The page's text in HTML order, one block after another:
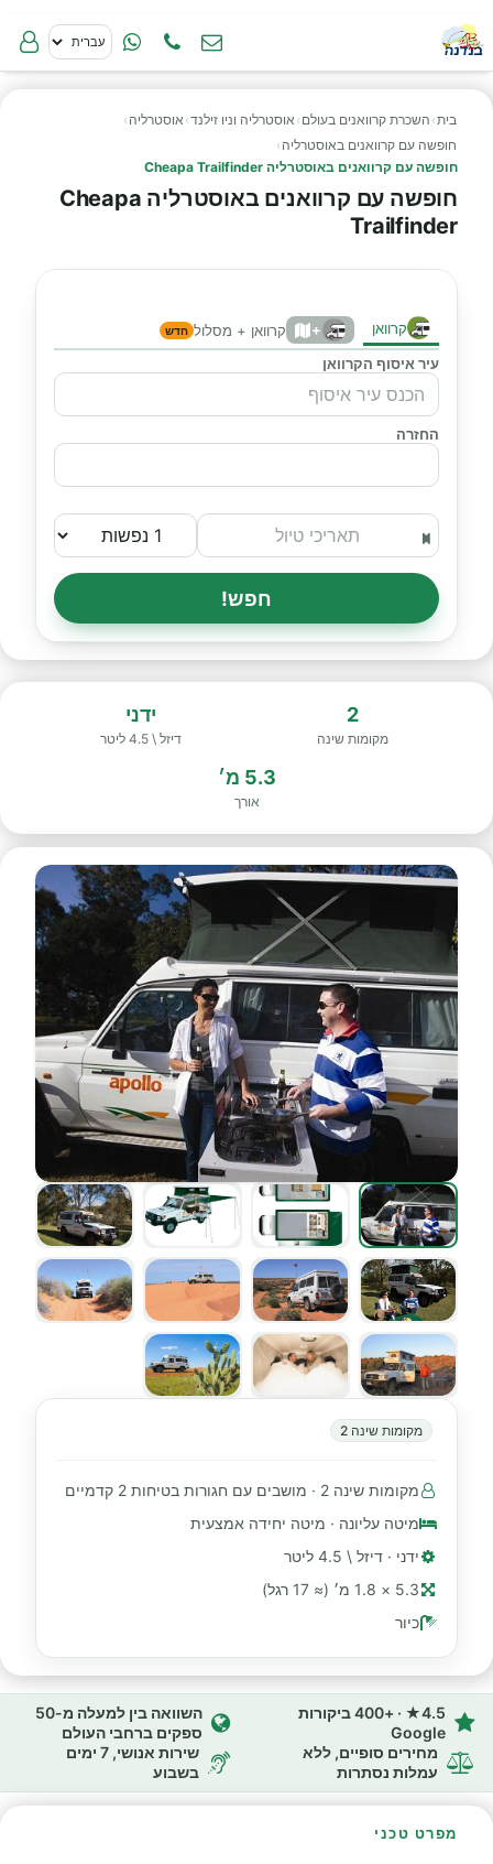
בית› השכרת קרוואנים בעולם › אוסטרליה וניו זילנד› אוסטרליה ›
חופשה עם קרוואנים באוסטרליה ›
חופשה עם קרוואנים באוסטרליה Cheapa Trailfinder
חופשה עם קרוואנים באוסטרליה Cheapa
Trailfinder
קרוואן + קרוואן + מסלול חדש
עיר איסוף הקרוואן
החזרה
חפש!
2
מקומות שינה
ידני
דיזל \ 4.5 ליטר
5.3 מ׳
אורך
מקומות שינה 2
מקומות שינה 2 · מושבים עם חגורות בטיחות 2 קדמיים
מיטה עליונה · מיטה יחידה אמצעית
ידני · דיזל \ 4.5 ליטר
5.3 × 1.8 מ׳ (≈ 17 רגל)
כיור
4.5★ · +400 ביקורות
Google
השוואה בין למעלה מ-50
ספקים ברחבי העולם
מחירים סופיים, ללא
עמלות נסתרות
שירות אנושי, 7 ימים
בשבוע
מפרט טכני